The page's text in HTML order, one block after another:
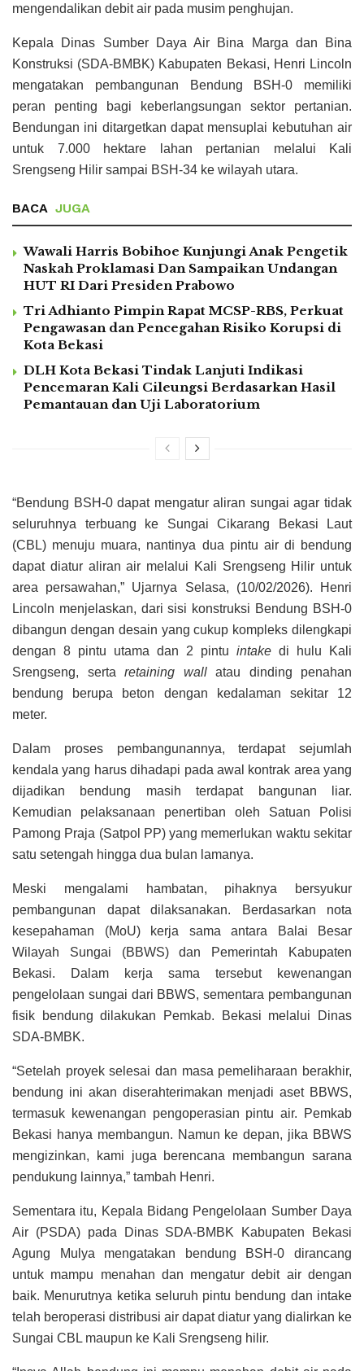
mengendalikan debit air pada musim penghujan.
Kepala Dinas Sumber Daya Air Bina Marga dan Bina
Konstruksi (SDA-BMBK) Kabupaten Bekasi, Henri Lincoln
mengatakan pembangunan Bendung BSH-0 memiliki
peran penting bagi keberlangsungan sektor pertanian.
Bendungan ini ditargetkan dapat mensuplai kebutuhan air
untuk 7.000 hektare lahan pertanian melalui Kali
Srengseng Hilir sampai BSH-34 ke wilayah utara.
BACA JUGA
Wawali Harris Bobihoe Kunjungi Anak Pengetik
Naskah Proklamasi Dan Sampaikan Undangan
HUT RI Dari Presiden Prabowo
Tri Adhianto Pimpin Rapat MCSP-RBS, Perkuat
Pengawasan dan Pencegahan Risiko Korupsi di
Kota Bekasi
DLH Kota Bekasi Tindak Lanjuti Indikasi
Pencemaran Kali Cileungsi Berdasarkan Hasil
Pemantauan dan Uji Laboratorium
“Bendung BSH-0 dapat mengatur aliran sungai agar tidak
seluruhnya terbuang ke Sungai Cikarang Bekasi Laut
(CBL) menuju muara, nantinya dua pintu air di bendung
dapat diatur aliran air melalui Kali Srengseng Hilir untuk
area persawahan,” Ujarnya Selasa, (10/02/2026). Henri
Lincoln menjelaskan, dari sisi konstruksi Bendung BSH-0
dibangun dengan desain yang cukup kompleks dilengkapi
dengan 8 pintu utama dan 2 pintu intake di hulu Kali
Srengseng, serta retaining wallatau dinding penahan
bendung berupa beton dengan kedalaman sekitar 12
meter.
Dalam proses pembangunannya, terdapat sejumlah
kendala yang harus dihadapi pada awal kontrak area yang
dijadikan bendung masih terdapat bangunan liar.
Kemudian pelaksanaan penertiban oleh Satuan Polisi
Pamong Praja (Satpol PP) yang memerlukan waktu sekitar
satu setengah hingga dua bulan lamanya.
Meski mengalami hambatan, pihaknya bersyukur
pembangunan dapat dilaksanakan. Berdasarkan nota
kesepahaman (MoU) kerja sama antara Balai Besar
Wilayah Sungai (BBWS) dan Pemerintah Kabupaten
Bekasi. Dalam kerja sama tersebut kewenangan
pengelolaan sungai dari BBWS, sementara pembangunan
fisik bendung dilakukan Pemkab. Bekasi melalui Dinas
SDA-BMBK.
“Setelah proyek selesai dan masa pemeliharaan berakhir,
bendung ini akan diserahterimakan menjadi aset BBWS,
termasuk kewenangan pengoperasian pintu air. Pemkab
Bekasi hanya membangun. Namun ke depan, jika BBWS
mengizinkan, kami juga berencana membangun sarana
pendukung lainnya,” tambah Henri.
Sementara itu, Kepala Bidang Pengelolaan Sumber Daya
Air (PSDA) pada Dinas SDA-BMBK Kabupaten Bekasi
Agung Mulya mengatakan bendung BSH-0 dirancang
untuk mampu menahan dan mengatur debit air dengan
baik. Menurutnya ketika seluruh pintu bendung dan intake
telah beroperasi distribusi air dapat diatur yang dialirkan ke
Sungai CBL maupun ke Kali Srengseng hilir.